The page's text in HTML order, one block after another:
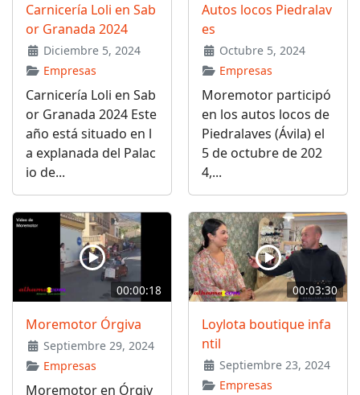
Carnicería Loli en Sab
or Granada 2024
Diciembre 5, 2024
Empresas
Carnicería Loli en Sab
or Granada 2024 Este
año está situado en l
a explanada del Palac
io de...
Autos locos Piedralav
es
Octubre 5, 2024
Empresas
Moremotor participó
en los autos locos de
Piedralaves (Ávila) el
5 de octubre de 202
4,...
00:00:18
Moremotor Órgiva
Septiembre 29, 2024
Empresas
Moremotor en Órgiv
00:03:30
Loylota boutique infa
ntil
Septiembre 23, 2024
Empresas